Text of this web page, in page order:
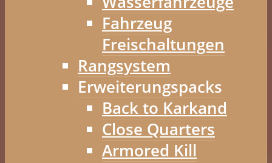
Fahrzeug
Freischaltungen
Rangsystem
Erweiterungspacks
Back to Karkand
Close Quarters
Armored Kill